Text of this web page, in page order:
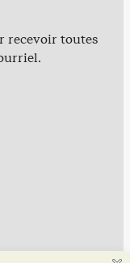
recevoir toutes